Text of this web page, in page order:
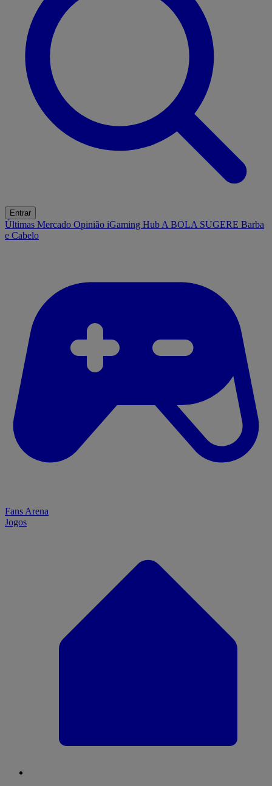
Entrar
Últimas Mercado Opinião iGaming Hub A BOLA SUGERE Barba
e Cabelo
Fans Arena
Jogos